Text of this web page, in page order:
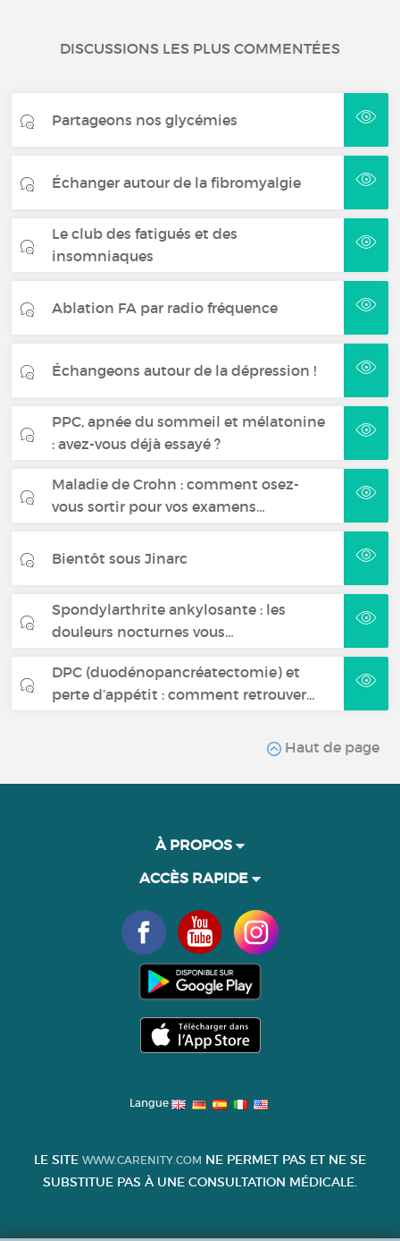
DISCUSSIONS LES PLUS COMMENTÉES
Partageons nos glycémies
Échanger autour de la fibromyalgie
Le club des fatigués et des
insomniaques
Ablation FA par radio fréquence
Échangeons autour de la dépression !
PPC, apnée du sommeil et mélatonine
: avez-vous déjà essayé ?
Maladie de Crohn : comment osez-
vous sortir pour vos examens…
Bientôt sous Jinarc
Spondylarthrite ankylosante : les
douleurs nocturnes vous…
DPC (duodénopancréatectomie) et
perte d’appétit : comment retrouver…
Haut de page
À PROPOS
ACCÈS RAPIDE
Langue
LE SITE WWW.CARENITY.COM NE PERMET PAS ET NE SE
SUBSTITUE PAS À UNE CONSULTATION MÉDICALE.